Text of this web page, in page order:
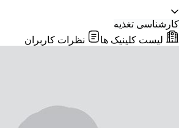
کارشناسی تغذیه
لیست کلینیک ها
نظرات کاربران